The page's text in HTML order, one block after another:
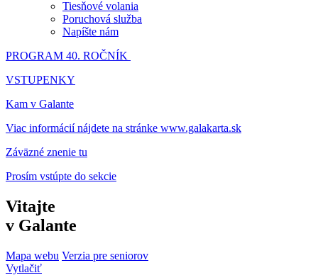
Tiesňové volania
Poruchová služba
Napíšte nám
PROGRAM 40. ROČNÍK
VSTUPENKY
Kam v Galante
Viac informácií nájdete na stránke www.galakarta.sk
Záväzné znenie tu
Prosím vstúpte do sekcie
Vitajte
v Galante
Mapa webu Verzia pre seniorov
Vytlačiť